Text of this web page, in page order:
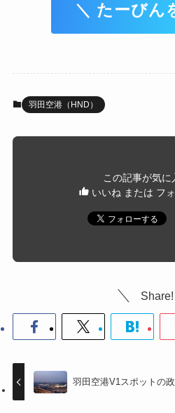
＼ たーびん
羽田空港（HND）
この記事が気に
いいね または フ
Share!
羽田空港V1スポットの